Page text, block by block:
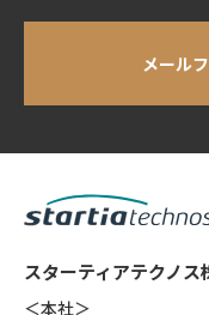
メール
スターティアテクノス
＜本社＞